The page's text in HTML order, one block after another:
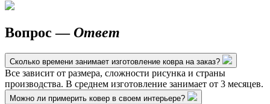
Вопрос —Ответ
Сколько времени занимает изготовление ковра на заказ?
Все зависит от размера, сложности рисунка и страны
производства. В среднем изготовление занимает от 3 месяцев.
Можно ли примерить ковер в своем интерьере?